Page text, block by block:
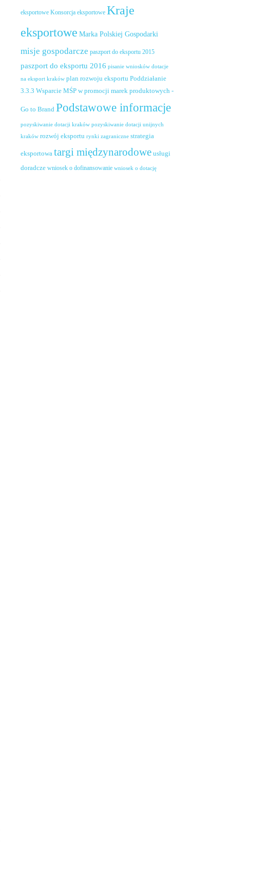
eksportowe Konsorcja eksportowe Kraje
eksportowe Marka Polskiej Gospodarki
misje gospodarcze paszport do eksportu 2015
paszport do eksportu 2016 pisanie wniosków dotacje
na eksport kraków plan rozwoju eksportu Poddziałanie
3.3.3 Wsparcie MŚP w promocji marek produktowych -
Go to Brand Podstawowe informacje
pozyskiwanie dotacji kraków pozyskiwanie dotacji unijnych
kraków rozwój eksportu rynki zagraniczne strategia
eksportowa targi międzynarodowe usługi
doradcze wniosek o dofinansowanie wniosek o dotację